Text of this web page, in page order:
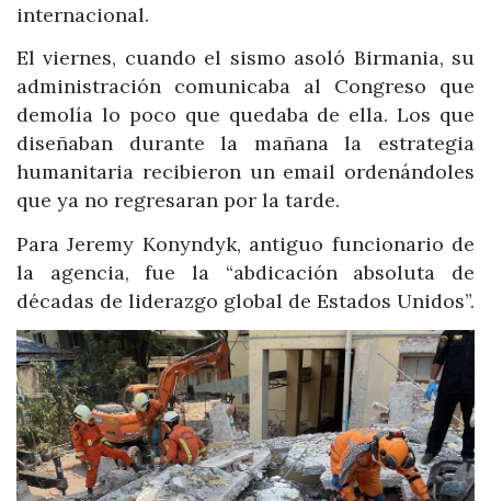
internacional.
El viernes, cuando el sismo asoló Birmania, su
administración comunicaba al Congreso que
demolía lo poco que quedaba de ella. Los que
diseñaban durante la mañana la estrategia
humanitaria recibieron un email ordenándoles
que ya no regresaran por la tarde.
Para Jeremy Konyndyk, antiguo funcionario de
la agencia, fue la “abdicación absoluta de
décadas de liderazgo global de Estados Unidos”.